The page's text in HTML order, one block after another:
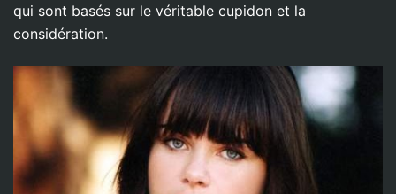
qui sont basés sur le véritable cupidon et la
considération.